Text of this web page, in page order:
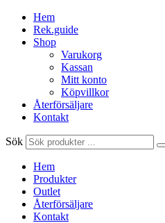
Hem
Rek.guide
Shop
Varukorg
Kassan
Mitt konto
Köpvillkor
Återförsäljare
Kontakt
Sök
Hem
Produkter
Outlet
Återförsäljare
Kontakt